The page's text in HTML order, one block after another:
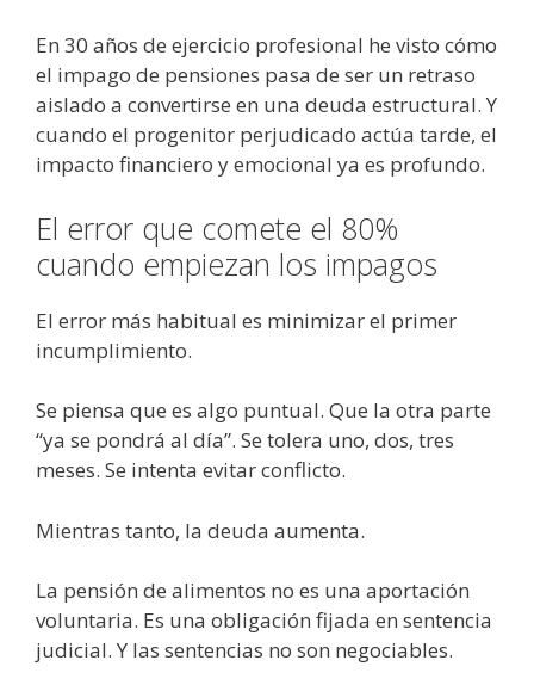
En 30 años de ejercicio profesional he visto cómo
el impago de pensiones pasa de ser un retraso
aislado a convertirse en una deuda estructural. Y
cuando el progenitor perjudicado actúa tarde, el
impacto financiero y emocional ya es profundo.
El error que comete el 80%
cuando empiezan los impagos
El error más habitual es minimizar el primer
incumplimiento.
Se piensa que es algo puntual. Que la otra parte
“ya se pondrá al día”. Se tolera uno, dos, tres
meses. Se intenta evitar conflicto.
Mientras tanto, la deuda aumenta.
La pensión de alimentos no es una aportación
voluntaria. Es una obligación fijada en sentencia
judicial. Y las sentencias no son negociables.